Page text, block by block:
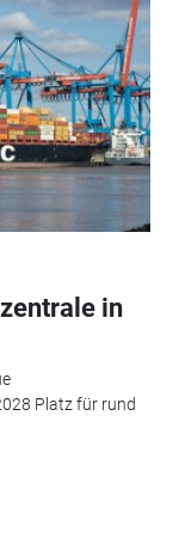
in
Platz für rund